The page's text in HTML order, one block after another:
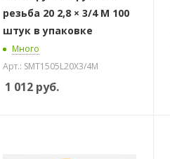
резьба 20 2,8 × 3/4 M 100
штук в упаковке
Много
Арт.: SMT1505L20X3/4M
1 012руб.